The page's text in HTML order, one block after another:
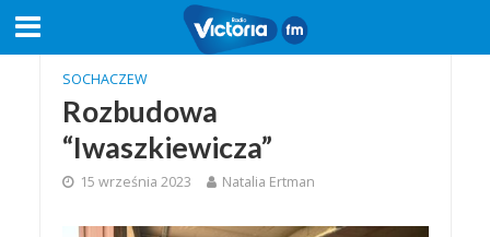
SOCHACZEW
Rozbudowa
“Iwaszkiewicza”
15 września 2023 Natalia Ertman